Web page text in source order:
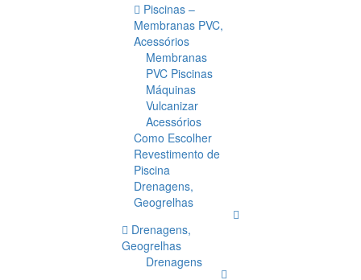
Piscinas –
Membranas PVC,
Acessórios
Membranas
PVC Piscinas
Máquinas
Vulcanizar
Acessórios
Como Escolher
Revestimento de
Piscina
Drenagens,
Geogrelhas
Drenagens,
Geogrelhas
Drenagens